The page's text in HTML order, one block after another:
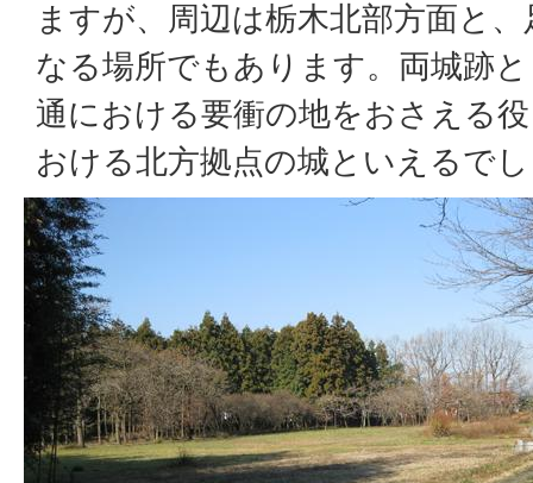
ますが、周辺は栃木北部方面と
なる場所でもあります。両城跡
通における要衝の地をおさえる
おける北方拠点の城といえるで